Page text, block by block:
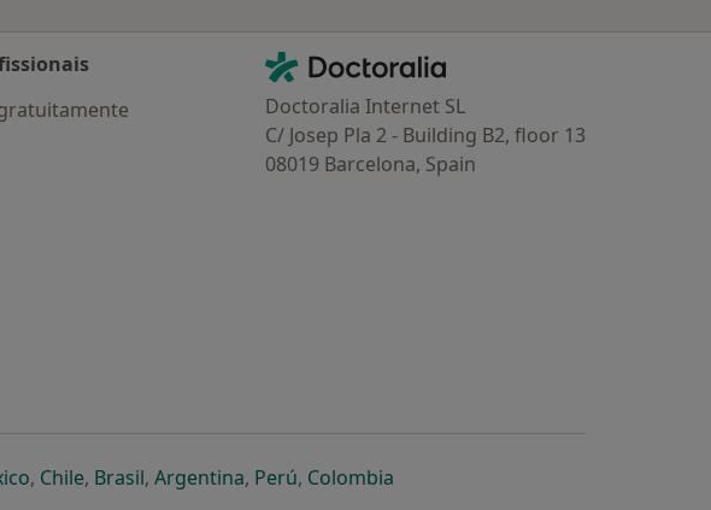
Contacto
Doctoralia - Homepage
Doctoralia Internet SL
C/ Josep Pla 2 - Building B2, floor 13
08019 Barcelona, Spain
separador
novo separador
abre num novo separador
, Chileabre num novo separador
, Brasilabre num novo separador
, Argentinaabre num novo separador
, Perúabre num novo separador
, Colombiaabre num novo separador